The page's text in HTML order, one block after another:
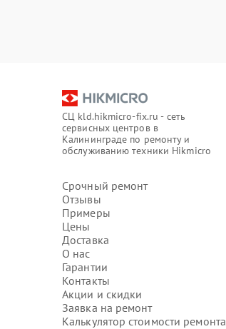
СЦ kld.hikmicro-fix.ru - сеть
сервисных центров в
Калининграде по ремонту и
обслуживанию техники Hikmicro
Срочный ремонт
Отзывы
Примеры
Цены
Доставка
О нас
Гарантии
Контакты
Акции и скидки
Заявка на ремонт
Калькулятор стоимости ремонта